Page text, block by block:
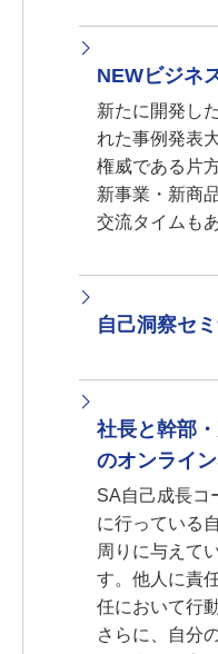
NEWビジネ
新たに開発し
れた事例発表
権威である片
新事業・新商
交流タイムも
自己洞察セ
社長と幹部
のオンライ
SA自己成長コ
に行っている
周りに与えて
す。他人に責
任において行
さらに、自分